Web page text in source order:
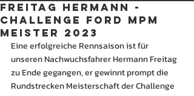
FREITAG HERMANN -
Challenge Ford MPM
Meister 2023
Eine erfolgreiche Rennsaison ist für
unseren Nachwuchsfahrer Hermann Freitag
zu Ende gegangen, er gewinnt prompt die
Rundstrecken Meisterschaft der Challenge